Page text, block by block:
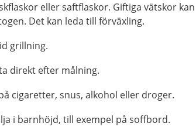
eller saftflaskor. Giftiga vätskor kan
Det kan leda till förväxling.
grillning.
direkt efter målning.
cigaretter, snus, alkohol eller droger.
i barnhöjd, till exempel på soffbord.